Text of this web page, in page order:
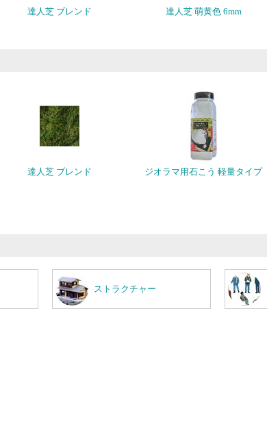
達人芝 ブレンド 達人芝 萌黄色 6mm
達人芝 ブレンド ジオラマ用石こう 軽量タイプ
ストラクチャー